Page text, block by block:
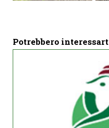
Potrebbero